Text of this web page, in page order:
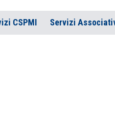
CSPMI Servizi